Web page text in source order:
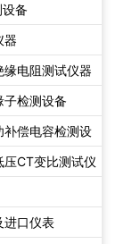
备
器
电阻测试仪器
子检测设备
补偿电容检测设
CT变比测试仪
进口仪表